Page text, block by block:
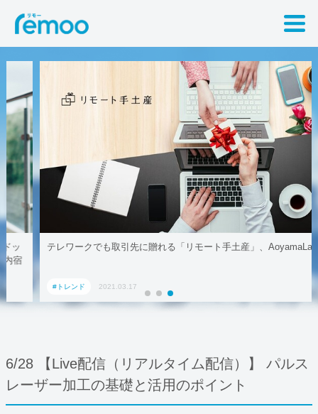
テレワークでも取引先に贈れる「リモート手土産」、AoyamaLab
2021.03.17
6/28 【Live配信（リアルタイム配信）】 パルス
レーザー加工の基礎と活用のポイント